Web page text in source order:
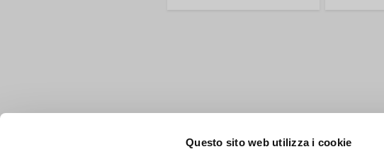
Questo sito web utilizza i cookie